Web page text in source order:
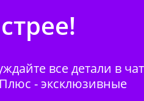
все детали в
- эксклюзивные